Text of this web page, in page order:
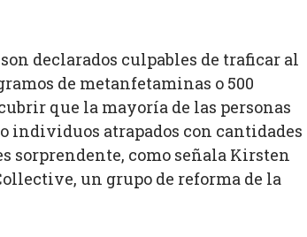
declarados culpables de traficar al
de metanfetaminas o 500
que la mayoría de las personas
individuos atrapados con cantidades
sorprendente, como señala Kirsten
un grupo de reforma de la